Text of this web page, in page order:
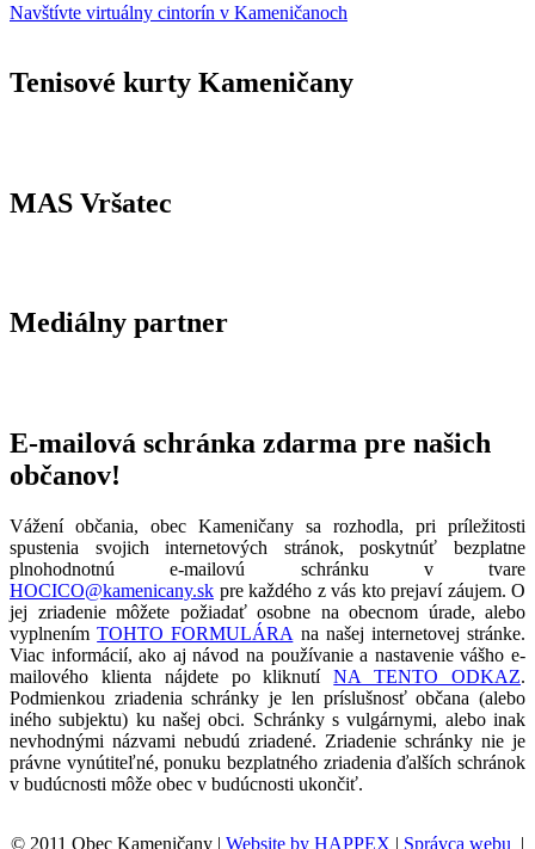
Navštívte virtuálny cintorín v Kameničanoch
Tenisové kurty Kameničany
MAS Vršatec
Mediálny partner
E-mailová schránka zdarma pre našich
občanov!
Vážení občania, obec Kameničany sa rozhodla, pri príležitosti
spustenia svojich internetových stránok, poskytnúť bezplatne
plnohodnotnú e-mailovú schránku v tvare
HOCICO@kamenicany.sk pre každého z vás kto prejaví záujem. O
jej zriadenie môžete požiadať osobne na obecnom úrade, alebo
vyplnenímTOHTO FORMULÁRA na našej internetovej stránke.
Viac informácií, ako aj návod na používanie a nastavenie vášho e-
mailového klienta nájdete po kliknutíNA TENTO ODKAZ.
Podmienkou zriadenia schránky je len príslušnosť občana (alebo
iného subjektu) ku našej obci. Schránky s vulgárnymi, alebo inak
nevhodnými názvami nebudú zriadené. Zriadenie schránky nie je
právne vynútiteľné, ponuku bezplatného zriadenia ďalších schránok
v budúcnosti môže obec v budúcnosti ukončiť.
© 2011 Obec Kameničany | Website by HAPPEX | Správca webu |